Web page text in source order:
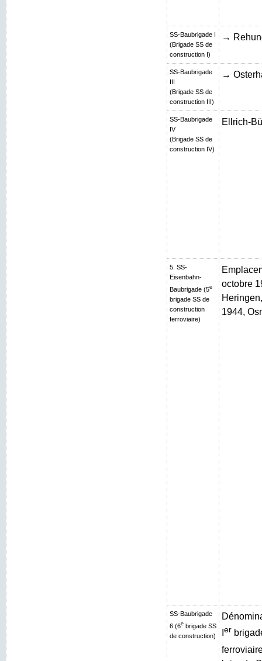
SS-Baubrigade I
(Brigade SS de
construction I)
→
SS-Baubrigade
III
(Brigade SS de
construction III)
→
SS-Baubrigade
IV
(Brigade SS de
construction IV)
Ellrich-
5. SS-
Eisenbahn-
Baubrigade (5e
brigade SS de
construction
ferroviaire)
octobre
1944,
SS-Baubrigade
6 (6e brigade SS
de construction)
er